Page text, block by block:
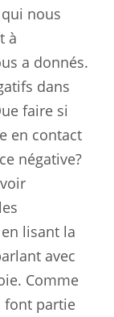
nous
à
a donnés.
dans
faire si
en contact
négative?
lisant la
avec
Comme
font partie